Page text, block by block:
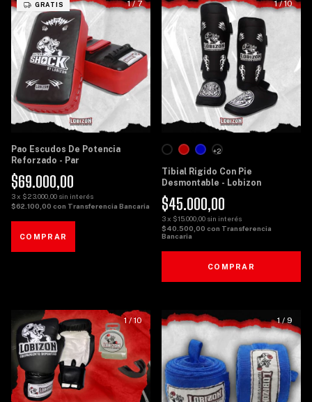
1/7
GRATIS
Pao Escudos De Potencia
Reforzado - Par
$69.000,00
3x $23.000,00 sin interés
$62.100,00 con Transferencia Bancaria
1/10
Tibial Rigido Con Pie
Desmontable - Lobizon
$45.000,00
3x $15.000,00 sin interés
$40.500,00 con Transferencia
Bancaria
+2
COMPRAR
1/10 1/9